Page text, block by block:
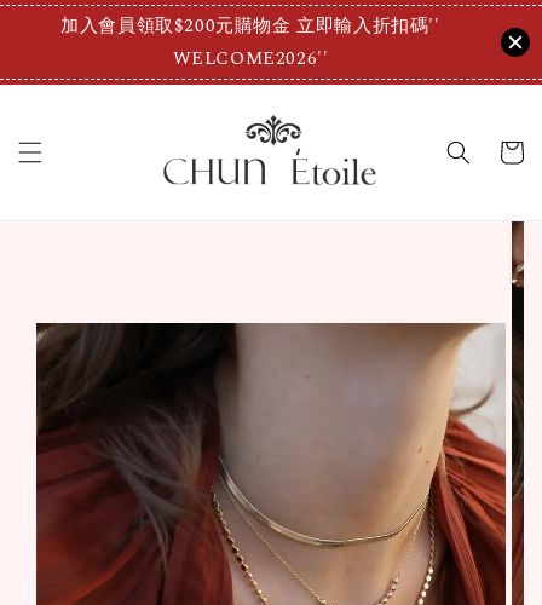
加入會員領取$200元購物金 立即輸入折扣碼''
WELCOME2026''